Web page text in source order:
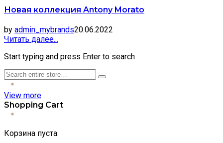
Новая коллекция Antony Morato
by admin_mybrands20.06.2022
Читать далее...
Start typing and press Enter to search
View more
Shopping Cart
Корзина пуста.